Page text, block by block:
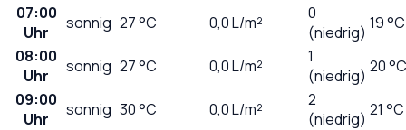
07:00
Uhr
sonnig 27°C 0,0L/m²
0
(niedrig) 19 °C
08:00
Uhr
sonnig 27°C 0,0L/m²
1
(niedrig) 20 °C
09:00
Uhr
sonnig 30°C 0,0L/m²
2
(niedrig) 21 °C